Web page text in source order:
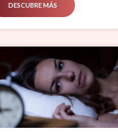
DESCUBRE MÁS